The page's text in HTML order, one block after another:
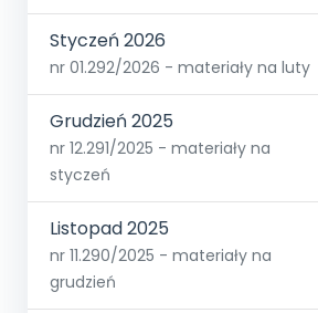
Styczeń 2026
nr 01.292/2026 - materiały na luty
Grudzień 2025
nr 12.291/2025 - materiały na
styczeń
Listopad 2025
nr 11.290/2025 - materiały na
grudzień